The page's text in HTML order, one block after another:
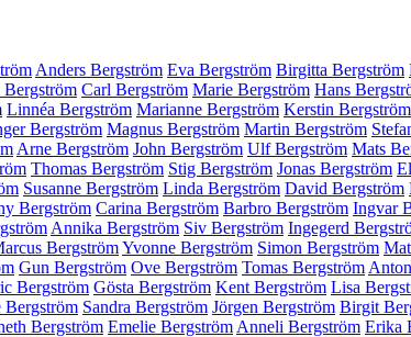
Anders Bergström Eva Bergström Birgitta Bergström
Carl Bergström Marie Bergström Hans
Linnéa Bergström Marianne Bergström Kerstin Bergström
Bergström Magnus Bergström Martin Bergström
Arne Bergström John Bergström Ulf Bergström Mats
Thomas Bergström Stig Bergström Jonas Bergström
Susanne Bergström Linda Bergström David Bergström
Bergström Carina Bergström Barbro Bergström Ingvar
Annika Bergström Siv Bergström Ingegerd
BergströmYvonne Bergström Simon Bergström
Gun Bergström Ove Bergström Tomas Bergström
Bergström Gösta Bergström Kent Bergström Lisa
Bergström Sandra Bergström Jörgen Bergström Birgit
Bergström Emelie Bergström Anneli Bergström Erika